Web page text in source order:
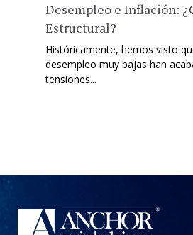
Desempleo e Inflación:
Estructural?
Históricamente, hemos visto
desempleo muy bajas han
tensiones...